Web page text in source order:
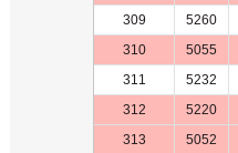
309
5260
310
5055
311
5232
312
5220
313
5052